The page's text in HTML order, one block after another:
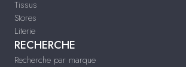
Tissus
Stores
Literie
RECHERCHE
Recherche par marque